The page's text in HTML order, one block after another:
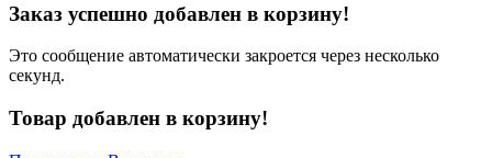
Заказ успешно добавлен в корзину!
Это сообщение автоматически закроется через несколько
секунд.
Товар добавлен в корзину!